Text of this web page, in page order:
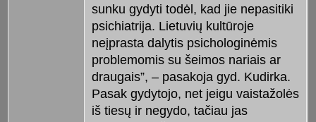
sunku gydyti todėl, kad jie nepasitiki
psichiatrija. Lietuvių kultūroje
neįprasta dalytis psichologinėmis
problemomis su šeimos nariais ar
draugais”, – pasakoja gyd. Kudirka.
Pasak gydytojo, net jeigu vaistažolės
iš tiesų ir negydo, tačiau jas